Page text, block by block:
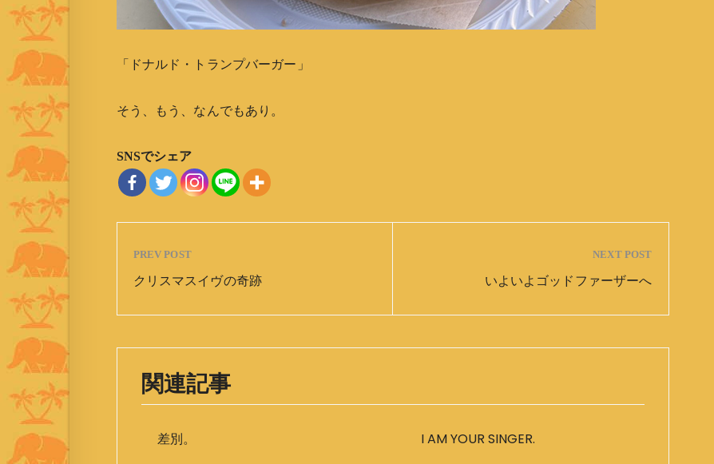
「ドナルド・トランプバーガー」
そう、もう、なんでもあり。
SNSでシェア
PREV POST
クリスマスイヴの奇跡
NEXT POST
いよいよゴッドファーザーへ
関連記事
差別。 I AM YOUR SINGER.